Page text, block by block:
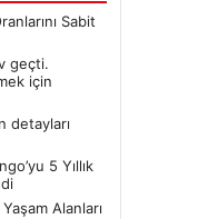
Sabit
geçti.
için
detayları
5 Yıllık
Alanları